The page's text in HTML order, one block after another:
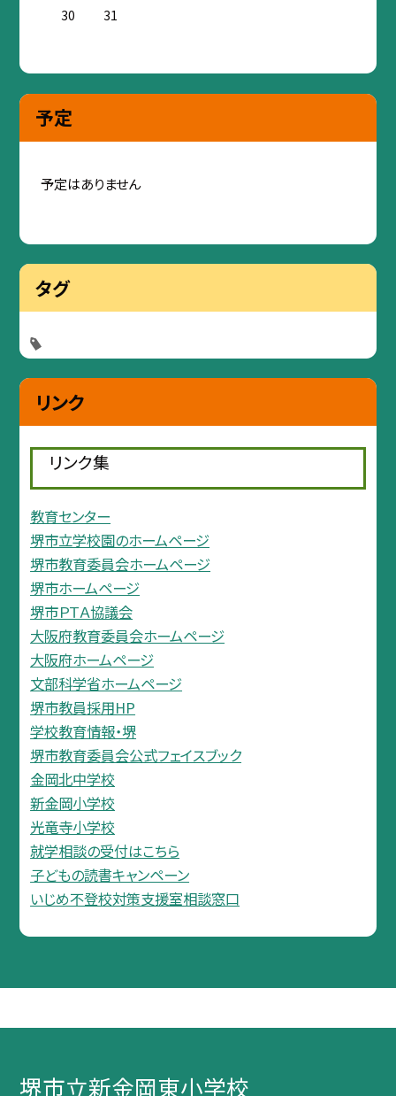
30
31
予定
予定はありません
タグ
リンク
リンク集
教育センター
堺市立学校園のホームページ
堺市教育委員会ホームページ
堺市ホームページ
堺市ＰＴＡ協議会
大阪府教育委員会ホームページ
大阪府ホームページ
文部科学省ホームページ
堺市教員採用HP
学校教育情報・堺
堺市教育委員会公式フェイスブック
金岡北中学校
新金岡小学校
光竜寺小学校
就学相談の受付はこちら
子どもの読書キャンペーン
いじめ不登校対策支援室相談窓口
堺市立新金岡東小学校